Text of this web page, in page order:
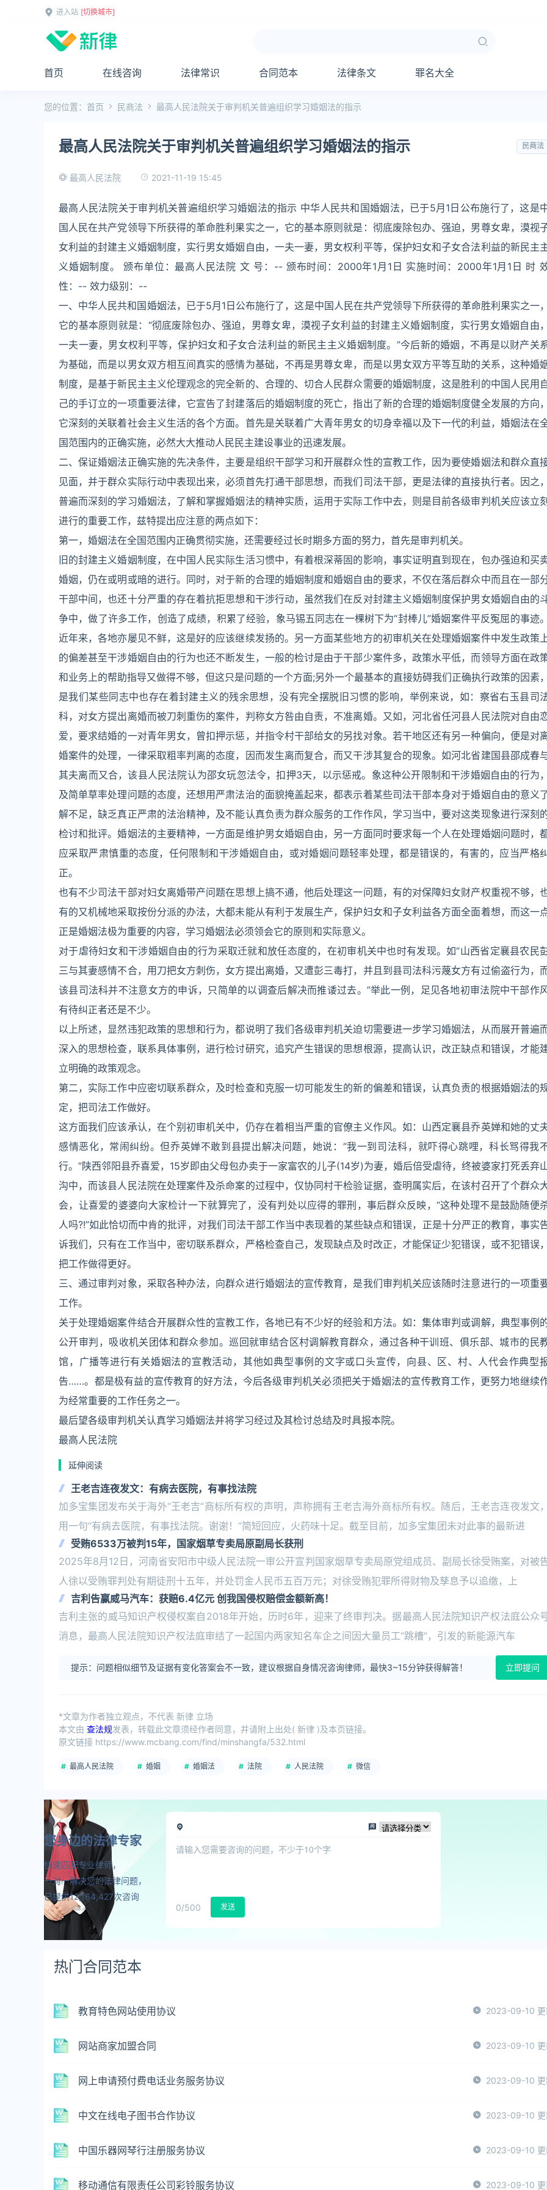
进入站 [切换城市]
首页 在线咨询 法律常识 合同范本 法律条文 罪名大全
您的位置： 首页 民商法 最高人民法院关于审判机关普遍组织学习婚姻法的指示
最高人民法院关于审判机关普遍组织学习婚姻法的指示 民商法
最高人民法院 2021-11-19 15:45
最高人民法院关于审判机关普遍组织学习婚姻法的指示 中华人民共和国婚姻法，已于5月1日公布施行了，这是
国人民在共产党领导下所获得的革命胜利果实之一，它的基本原则就是：彻底废除包办、强迫，男尊女卑，漠视
女利益的封建主义婚姻制度，实行男女婚姻自由，一夫一妻，男女权利平等，保护妇女和子女合法利益的新民主
义婚姻制度。 颁布单位：最高人民法院 文 号：-- 颁布时间：2000年1月1日 实施时间：2000年1月1日 时
性：-- 效力级别：--
一、中华人民共和国婚姻法，已于5月1日公布施行了，这是中国人民在共产党领导下所获得的革命胜利果实之一，
它的基本原则就是：“彻底废除包办、强迫，男尊女卑，漠视子女利益的封建主义婚姻制度，实行男女婚姻自由，
一夫一妻，男女权利平等，保护妇女和子女合法利益的新民主主义婚姻制度。”今后新的婚姻，不再是以财产关
为基础，而是以男女双方相互间真实的感情为基础，不再是男尊女卑，而是以男女双方平等互助的关系，这种婚
制度，是基于新民主主义伦理观念的完全新的、合理的、切合人民群众需要的婚姻制度，这是胜利的中国人民用
己的手订立的一项重要法律，它宣告了封建落后的婚姻制度的死亡，指出了新的合理的婚姻制度健全发展的方向，
它深刻的关联着社会主义生活的各个方面。首先是关联着广大青年男女的切身幸福以及下一代的利益，婚姻法在
国范围内的正确实施，必然大大推动人民民主建设事业的迅速发展。
二、保证婚姻法正确实施的先决条件，主要是组织干部学习和开展群众性的宣教工作，因为要使婚姻法和群众直
见面，并于群众实际行动中表现出来，必须首先打通干部思想，而我们司法干部，更是法律的直接执行者。因之，
普遍而深刻的学习婚姻法，了解和掌握婚姻法的精神实质，运用于实际工作中去，则是目前各级审判机关应该立刻
进行的重要工作，兹特提出应注意的两点如下：
第一，婚姻法在全国范围内正确贯彻实施，还需要经过长时期多方面的努力，首先是审判机关。
旧的封建主义婚姻制度，在中国人民实际生活习惯中，有着根深蒂固的影响，事实证明直到现在，包办强迫和买
婚姻，仍在或明或暗的进行。同时，对于新的合理的婚姻制度和婚姻自由的要求，不仅在落后群众中而且在一部
干部中间，也还十分严重的存在着抗拒思想和干涉行动，虽然我们在反对封建主义婚姻制度保护男女婚姻自由的
争中，做了许多工作，创造了成绩，积累了经验，象马锡五同志在一棵树下为“封棒儿”婚姻案件平反冤屈的事迹。
近年来，各地亦屡见不鲜，这是好的应该继续发扬的。另一方面某些地方的初审机关在处理婚姻案件中发生政策
的偏差甚至干涉婚姻自由的行为也还不断发生，一般的检讨是由于干部少案件多，政策水平低，而领导方面在政
和业务上的帮助指导又做得不够，但这只是问题的一个方面;另外一个最基本的直接妨碍我们正确执行政策的因素，
是我们某些同志中也存在着封建主义的残余思想，没有完全摆脱旧习惯的影响，举例来说，如：察省右玉县司
科，对女方提出离婚而被刀刺重伤的案件，判称女方咎由自责，不准离婚。又如，河北省任河县人民法院对自由
爱，要求结婚的一对青年男女，曾扣押示惩，并指令村干部给女的另找对象。若干地区还有另一种偏向，便是对
婚案件的处理，一律采取粗率判离的态度，因而发生离而复合，而又干涉其复合的现象。如河北省建国县邵成春
其夫离而又合，该县人民法院认为邵女玩忽法令，扣押3天，以示惩戒。象这种公开限制和干涉婚姻自由的行为，
及简单草率处理问题的态度，还想用严肃法治的面貌掩盖起来，都表示着某些司法干部本身对于婚姻自由的意义
解不足，缺乏真正严肃的法治精神，及不能认真负责为群众服务的工作作风，学习当中，要对这类现象进行深刻
检讨和批评。婚姻法的主要精神，一方面是维护男女婚姻自由，另一方面同时要求每一个人在处理婚姻问题时，
应采取严肃慎重的态度，任何限制和干涉婚姻自由，或对婚姻问题轻率处理，都是错误的，有害的，应当严格纠
正。
也有不少司法干部对妇女离婚带产问题在思想上搞不通，他后处理这一问题，有的对保障妇女财产权重视不够，
有的又机械地采取按份分派的办法，大都未能从有利于发展生产，保护妇女和子女利益各方面全面着想，而这一
正是婚姻法极为重要的内容，学习婚姻法必须领会它的原则和实际意义。
对于虐待妇女和干涉婚姻自由的行为采取迁就和放任态度的，在初审机关中也时有发现。如“山西省定襄县农民
三与其妻感情不合，用刀把女方刺伤，女方提出离婚，又遭彭三毒打，并且到县司法科污蔑女方有过偷盗行为，
该县司法科并不注意女方的申诉，只简单的以调查后解决而推诿过去。”举此一例，足见各地初审法院中干部作
有待纠正者还是不少。
以上所述，显然违犯政策的思想和行为，都说明了我们各级审判机关迫切需要进一步学习婚姻法，从而展开普遍
深入的思想检查，联系具体事例，进行检讨研究，追究产生错误的思想根源，提高认识，改正缺点和错误，才能
立明确的政策观念。
第二，实际工作中应密切联系群众，及时检查和克服一切可能发生的新的偏差和错误，认真负责的根据婚姻法的
定，把司法工作做好。
这方面我们应该承认，在个别初审机关中，仍存在着相当严重的官僚主义作风。如：山西定襄县乔英婵和她的丈
感情恶化，常闹纠纷。但乔英婵不敢到县提出解决问题，她说：“我一到司法科，就吓得心跳哩，科长骂得我
行。”陕西邻阳县乔喜爱，15岁即由父母包办卖于一家富农的儿子(14岁)为妻，婚后倍受虐待，终被婆家打死丢弃
沟中，而该县人民法院在处理案件及杀命案的过程中，仅协同村干检验证据，查明属实后，在该村召开了个群众
会，让喜爱的婆婆向大家检计一下就算完了，没有判处以应得的罪刑，事后群众反映，“这种处理不是鼓励随便
人吗?!”如此恰切而中肯的批评，对我们司法干部工作当中表现着的某些缺点和错误，正是十分严正的教育，事实
诉我们，只有在工作当中，密切联系群众，严格检查自己，发现缺点及时改正，才能保证少犯错误，或不犯错误，
把工作做得更好。
三、通过审判对象，采取各种办法，向群众进行婚姻法的宣传教育，是我们审判机关应该随时注意进行的一项重
工作。
关于处理婚姻案件结合开展群众性的宣教工作，各地已有不少好的经验和方法。如：集体审判或调解，典型事例
公开审判，吸收机关团体和群众参加。巡回就审结合区村调解教育群众，通过各种干训班、俱乐部、城市的民
馆，广播等进行有关婚姻法的宣教活动，其他如典型事例的文字或口头宣传，向县、区、村、人代会作典型
告……。都是极有益的宣传教育的好方法，今后各级审判机关必须把关于婚姻法的宣传教育工作，更努力地继续
为经常重要的工作任务之一。
最后望各级审判机关认真学习婚姻法并将学习经过及其检讨总结及时具报本院。
最高人民法院
延伸阅读
王老吉连夜发文：有病去医院，有事找法院
加多宝集团发布关于海外“王老吉”商标所有权的声明，声称拥有王老吉海外商标所有权。随后，王老吉连夜发文，
用一句“有病去医院，有事找法院。谢谢！”简短回应，火药味十足。截至目前，加多宝集团未对此事的最新进
受贿6533万被判15年，国家烟草专卖局原副局长获刑
2025年8月12日，河南省安阳市中级人民法院一审公开宣判国家烟草专卖局原党组成员、副局长徐受贿案，对被
人徐以受贿罪判处有期徒刑十五年，并处罚金人民币五百万元；对徐受贿犯罪所得财物及孳息予以追缴，上
吉利告赢威马汽车：获赔6.4亿元 创我国侵权赔偿金额新高！
吉利主张的威马知识产权侵权案自2018年开始，历时6年，迎来了终审判决。据最高人民法院知识产权法庭公众
消息，最高人民法院知识产权法庭审结了一起国内两家知名车企之间因大量员工“跳槽”，引发的新能源汽车
提示：问题相似细节及证据有变化答案会不一致，建议根据自身情况咨询律师，最快3~15分钟获得解答！ 立即提问
*文章为作者独立观点，不代表 新律 立场
本文由 查法规发表，转载此文章须经作者同意，并请附上出处( 新律 )及本页链接。
原文链接 https://www.mcbang.com/find/minshangfa/532.html
最高人民法院 婚姻 婚姻法 法院 人民法院 微信
您身边的法律专家
快速匹配专业律师，
一对一解决您的法律问题，
已提供12,164,427次咨询
0/500 发送
热门合同范本
教育特色网站使用协议 2023-09-10 更
网站商家加盟合同 2023-09-10 更
网上申请预付费电话业务服务协议 2023-09-10 更
中文在线电子图书合作协议 2023-09-10 更
中国乐器网琴行注册服务协议 2023-09-10 更
移动通信有限责任公司彩铃服务协议 2023-09-10 更